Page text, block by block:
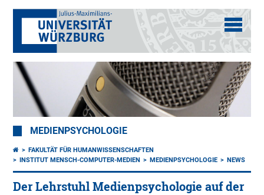
MEDIENPSYCHOLOGIE
FAKULTÄT FÜR HUMANWISSENSCHAFTEN
INSTITUT MENSCH-COMPUTER-MEDIEN
MEDIENPSYCHOLOGIE NEWS
Der Lehrstuhl Medienpsychologie auf der